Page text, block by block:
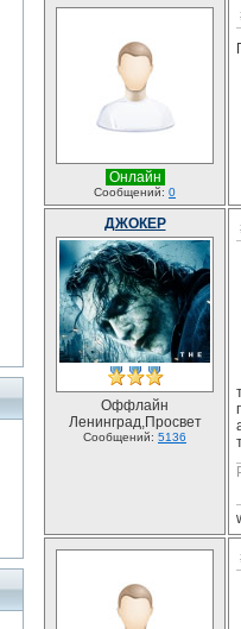
Онлайн
Сообщений: 0
ДЖОКЕР
Оффлайн
Ленинград,Просвет
Сообщений: 5136